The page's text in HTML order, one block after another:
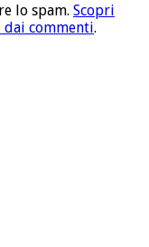
lo spam. Scopri
commenti.